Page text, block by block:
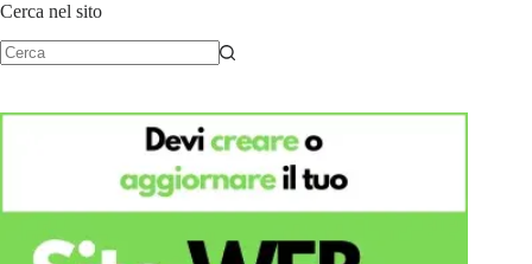
Cerca nel sito